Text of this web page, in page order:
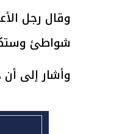
وقال رجل
شواطئ
وأشار إلى
الرئيس السيسي:
الاقتصاد العالمي وأسعار
استمرار الأزمة في